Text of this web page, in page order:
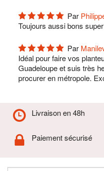
Par
Toujours aussi bons
Par
Idéal pour faire vos
Guadeloupe et suis très
procurer en métropole.
Livraison en 48h
Paiement sécurisé